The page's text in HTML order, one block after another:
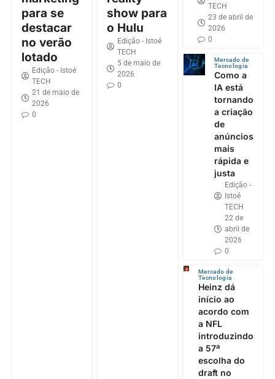
para se
destacar
no verão
lotado
Edição - Istoé
TECH
21 de maio de
2026
0
show para
o Hulu
Edição - Istoé
TECH
5 de maio de
2026
0
TECH
23 de abril de
2026
0
Mercado de
Tecnologia
Como a
IA está
tornando
a criação
de
anúncios
mais
rápida e
justa
Edição -
Istoé
TECH
22 de
abril de
2026
0
Mercado de
Tecnologia
Heinz dá
início ao
acordo com
a NFL
introduzindo
a 57ª
escolha do
draft no